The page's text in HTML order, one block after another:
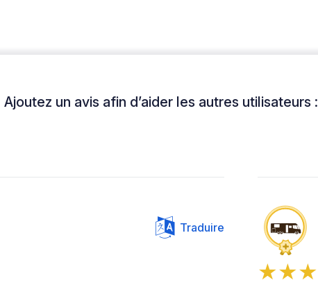
Ajoutez un avis afin d’aider les autres utilisateurs :
Traduire